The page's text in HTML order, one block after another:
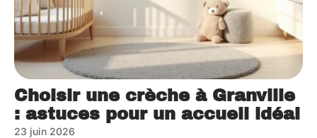
Choisir une crèche à Granville
: astuces pour un accueil idéal
23 juin 2026